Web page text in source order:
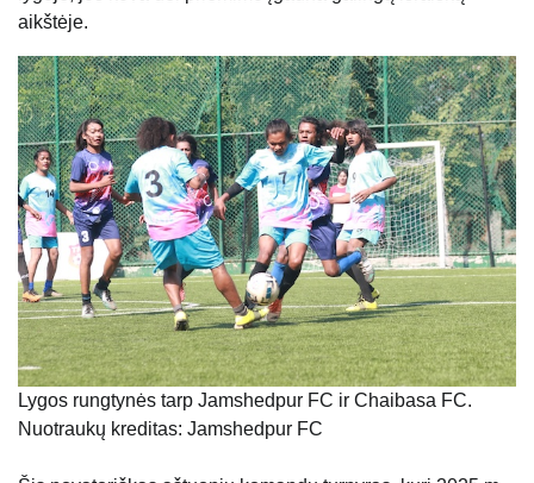
aikštėje.
Lygos rungtynės tarp Jamshedpur FC ir Chaibasa FC.
Nuotraukų kreditas: Jamshedpur FC